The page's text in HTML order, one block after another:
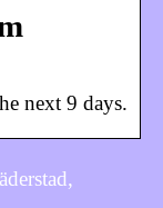
next 9 days.